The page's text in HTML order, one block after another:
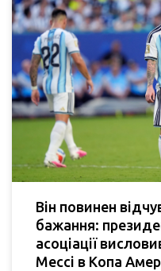
Він повинен
бажання:
асоціації
Мессі в Копа